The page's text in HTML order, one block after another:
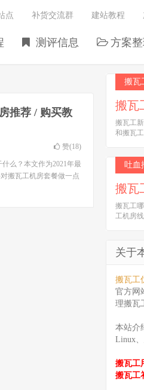
测评信息 方案整
点 补货交流群 建站教程
推荐 / 购买教
赞(18)
么？本文作为2021年最
搬瓦工机房套餐做一点
搬瓦
搬瓦
搬瓦工
和搬瓦
吐血
搬瓦
搬瓦工
工机房
关于
搬瓦工
官方网
理搬瓦
本站介
Linux
搬瓦工
搬瓦工